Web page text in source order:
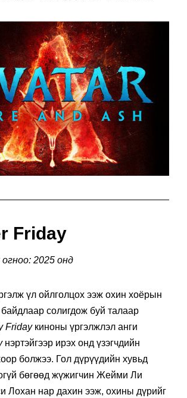
Friday
2025 онд
үл ойлголцох ээж охин хоёрын
байдлаар солигдож буй талаар
Fridayкиноны үргэлжлэл анги
нэртэйгээр ирэх онд үзэгчдийн
болжээ. Гол дүрүүдийн хувьд
бөгөөд жүжигчин Жейми Ли
Лохан нар дахин ээж, охины дүрийг